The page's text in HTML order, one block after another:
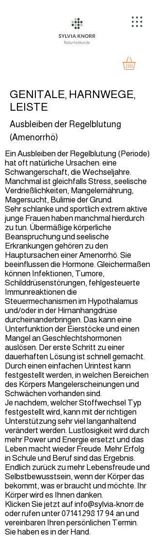
GENITALE, HARNWEGE,
LEISTE
Ausbleiben der Regelblutung
(Amenorrhö)
Ein Ausbleiben der Regelblutung (Periode)
hat oft natürliche Ursachen: eine
Schwangerschaft, die Wechseljahre.
Manchmal ist gleichfalls Stress, seelische
Verdrießlichkeiten, Mangelernährung,
Magersucht, Bulimie der Grund.
Sehr schlanke und sportlich extrem aktive
junge Frauen haben manchmal hierdurch
zu tun. Übermäßige körperliche
Beanspruchung und seelische
Erkrankungen gehören zu den
Hauptursachen einer Amenorrhö. Sie
beeinflussen die Hormone. Gleichermaßen
können Infektionen, Tumore,
Schilddrüsenstörungen, fehlgesteuerte
Immunreaktionen die
Steuermechanismen im Hypothalamus
und/oder in der Hirnanhangdrüse
durcheinanderbringen. Das kann eine
Unterfunktion der Eierstöcke und einen
Mangel an Geschlechtshormonen
auslösen. Der erste Schritt zu einer
dauerhaften Lösung ist schnell gemacht.
Durch einen einfachen Urintest kann
festgestellt werden, in welchen Bereichen
des Körpers Mangelerscheinungen und
Schwächen vorhanden sind.
Je nachdem, welcher Stoffwechsel Typ
festgestellt wird, kann mit der richtigen
Unterstützung sehr viel langanhaltend
verändert werden. Lustlosigkeit wird durch
mehr Power und Energie ersetzt und das
Leben macht wieder Freude. Mehr Erfolg
in Schule und Beruf sind das Ergebnis.
Endlich zurück zu mehr Lebensfreude und
Selbstbewusstsein, wenn der Körper das
bekommt, was er braucht und möchte. Ihr
Körper wird es Ihnen danken.
Klicken Sie jetzt auf info@sylvia-knorr.de
oder rufen unter07141 298 17 94 an und
vereinbaren Ihren persönlichen Termin.
Sie haben es in der Hand.